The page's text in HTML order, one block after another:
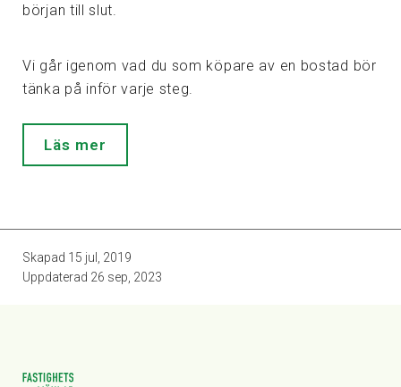
början till slut.
Vi går igenom vad du som köpare av en bostad bör
tänka på inför varje steg.
Läs mer
Skapad 15 jul, 2019
Uppdaterad 26 sep, 2023